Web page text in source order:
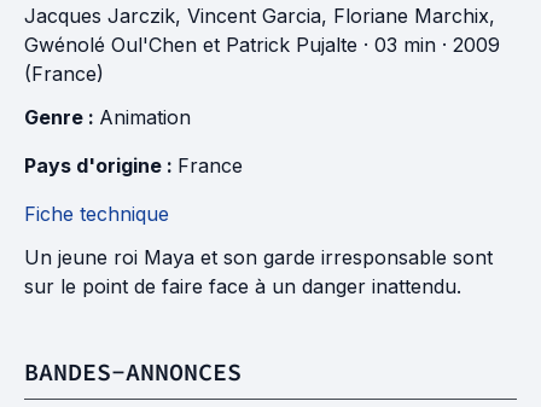
Jacques Jarczik, Vincent Garcia, Floriane Marchix,
Gwénolé Oul'Chen et Patrick Pujalte · 03 min · 2009
(France)
Genre : Animation
Pays d'origine : France
Fiche technique
Un jeune roi Maya et son garde irresponsable sont
sur le point de faire face à un danger inattendu.
BANDES-ANNONCES